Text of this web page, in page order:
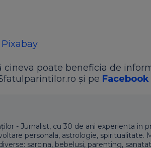
Pixabay
poate beneficia de
și pe Facebook
- Jurnalist, cu 30 de ani experienta in
personala, astrologie, spiritualitate.
sarcina, bebelusi, parenting,